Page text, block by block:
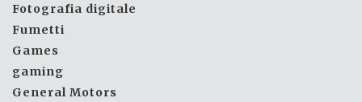
Fotografia digitale
Fumetti
Games
gaming
General Motors